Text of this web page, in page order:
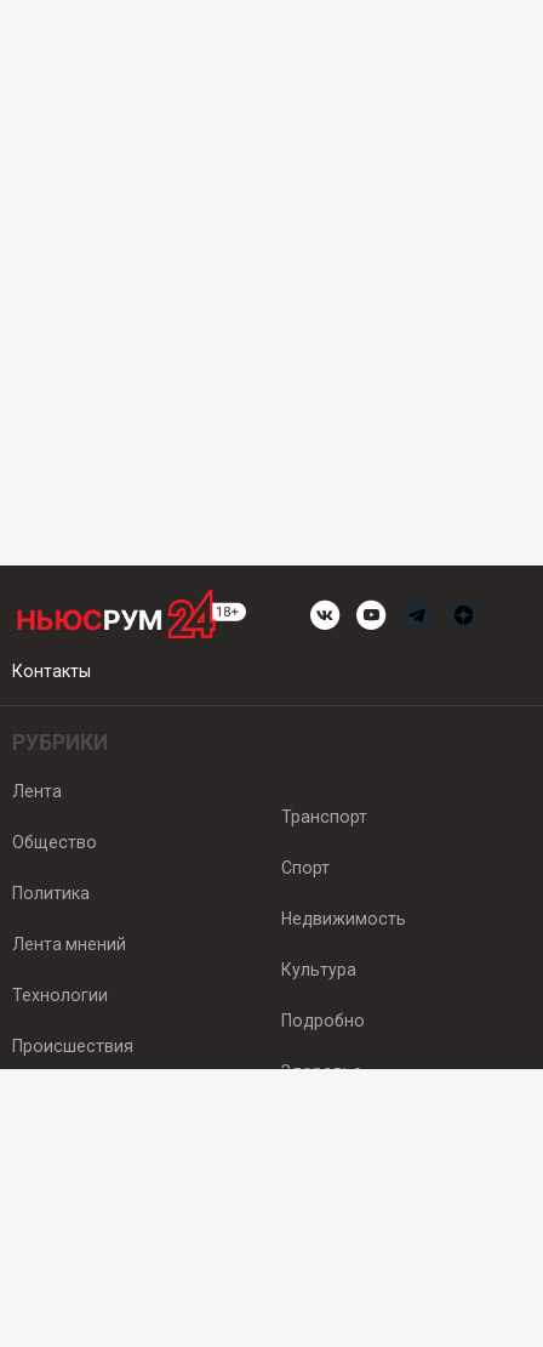
Контакты
РУБРИКИ
Лента
Общество
Политика
Лента мнений
Технологии
Происшествия
Транспорт
Спорт
Недвижимость
Культура
Подробно
Здоровье